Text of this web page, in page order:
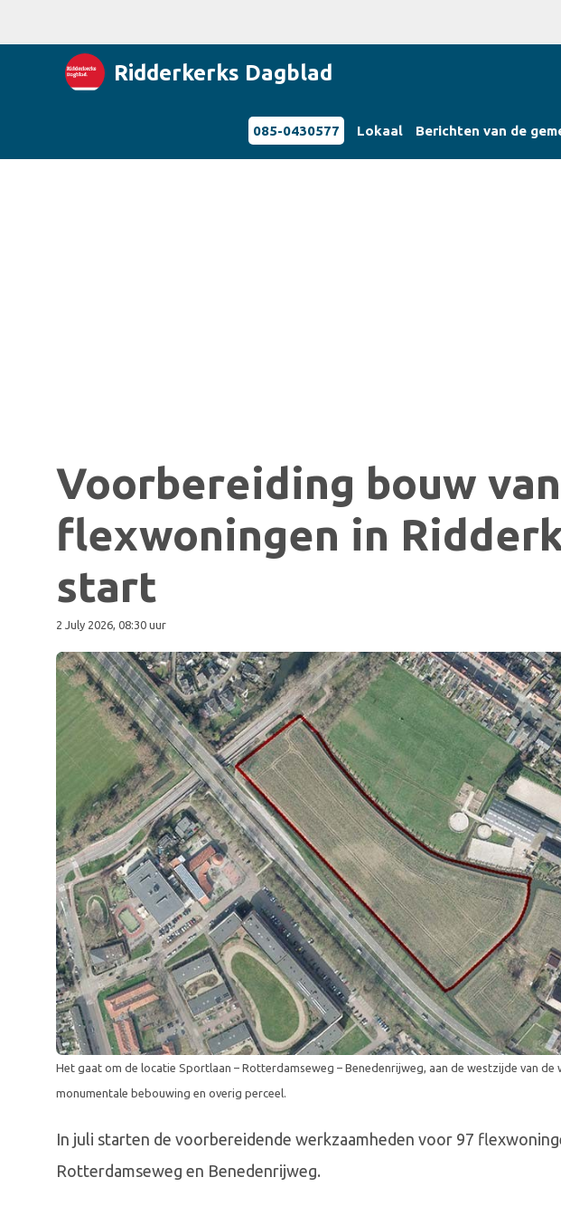
Ridderkerks Dagblad
085-0430577 Lokaal Berichten van de
Voorbereiding bouw van
flexwoningen in
start
2 July 2026, 08:30 uur
Het gaat om de locatie Sportlaan – Rotterdamseweg – Benedenrijweg, aan de westzijde van
monumentale bebouwing en overig perceel.
In juli starten de voorbereidende werkzaamheden voor 97
Rotterdamseweg en Benedenrijweg.